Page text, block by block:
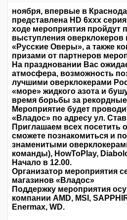
ноября, впервые в
представлена HD 6xxx
ходе мероприятия пройдут
выступления оверклокеров
«Русские Оверы», а также
призами от партнеров
На праздновании Вас
атмосфера, возможность
лучшими оверклокерами
«море» жидкого азота и
время борьбы за
Мероприятие будет
«Владос» по адресу ул.
Приглашаем всех посетить
сможете познакомиться и
знаменитыми
команды), HowToPlay,
Начало в 12.00.
Организатор мероприятия
магазинов «Владос»
Поддержку мероприятия
компании AMD, MSI,
Enermax, WD.